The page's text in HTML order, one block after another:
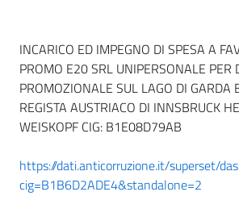
INCARICO ED IMPEGNO DI SPESA A
PROMO E20 SRL UNIPERSONALE PER
PROMOZIONALE SUL LAGO DI GARDA
REGISTA AUSTRIACO DI INNSBRUCK
WEISKOPF CIG: B1E08D79AB
https://dati.anticorruzione.it/superset/
cig=B1B6D2ADE4&standalone=2